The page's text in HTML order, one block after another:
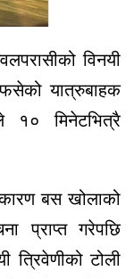
विनयी
यात्रुबाहक
१० मिनेटभित्रै
बस खोलाको
प्राप्त गरेपछि
टोली